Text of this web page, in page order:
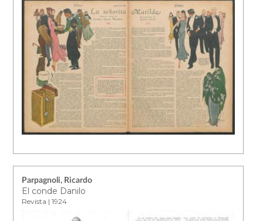
Parpagnoli, Ricardo
El conde Danilo
Revista | 1924